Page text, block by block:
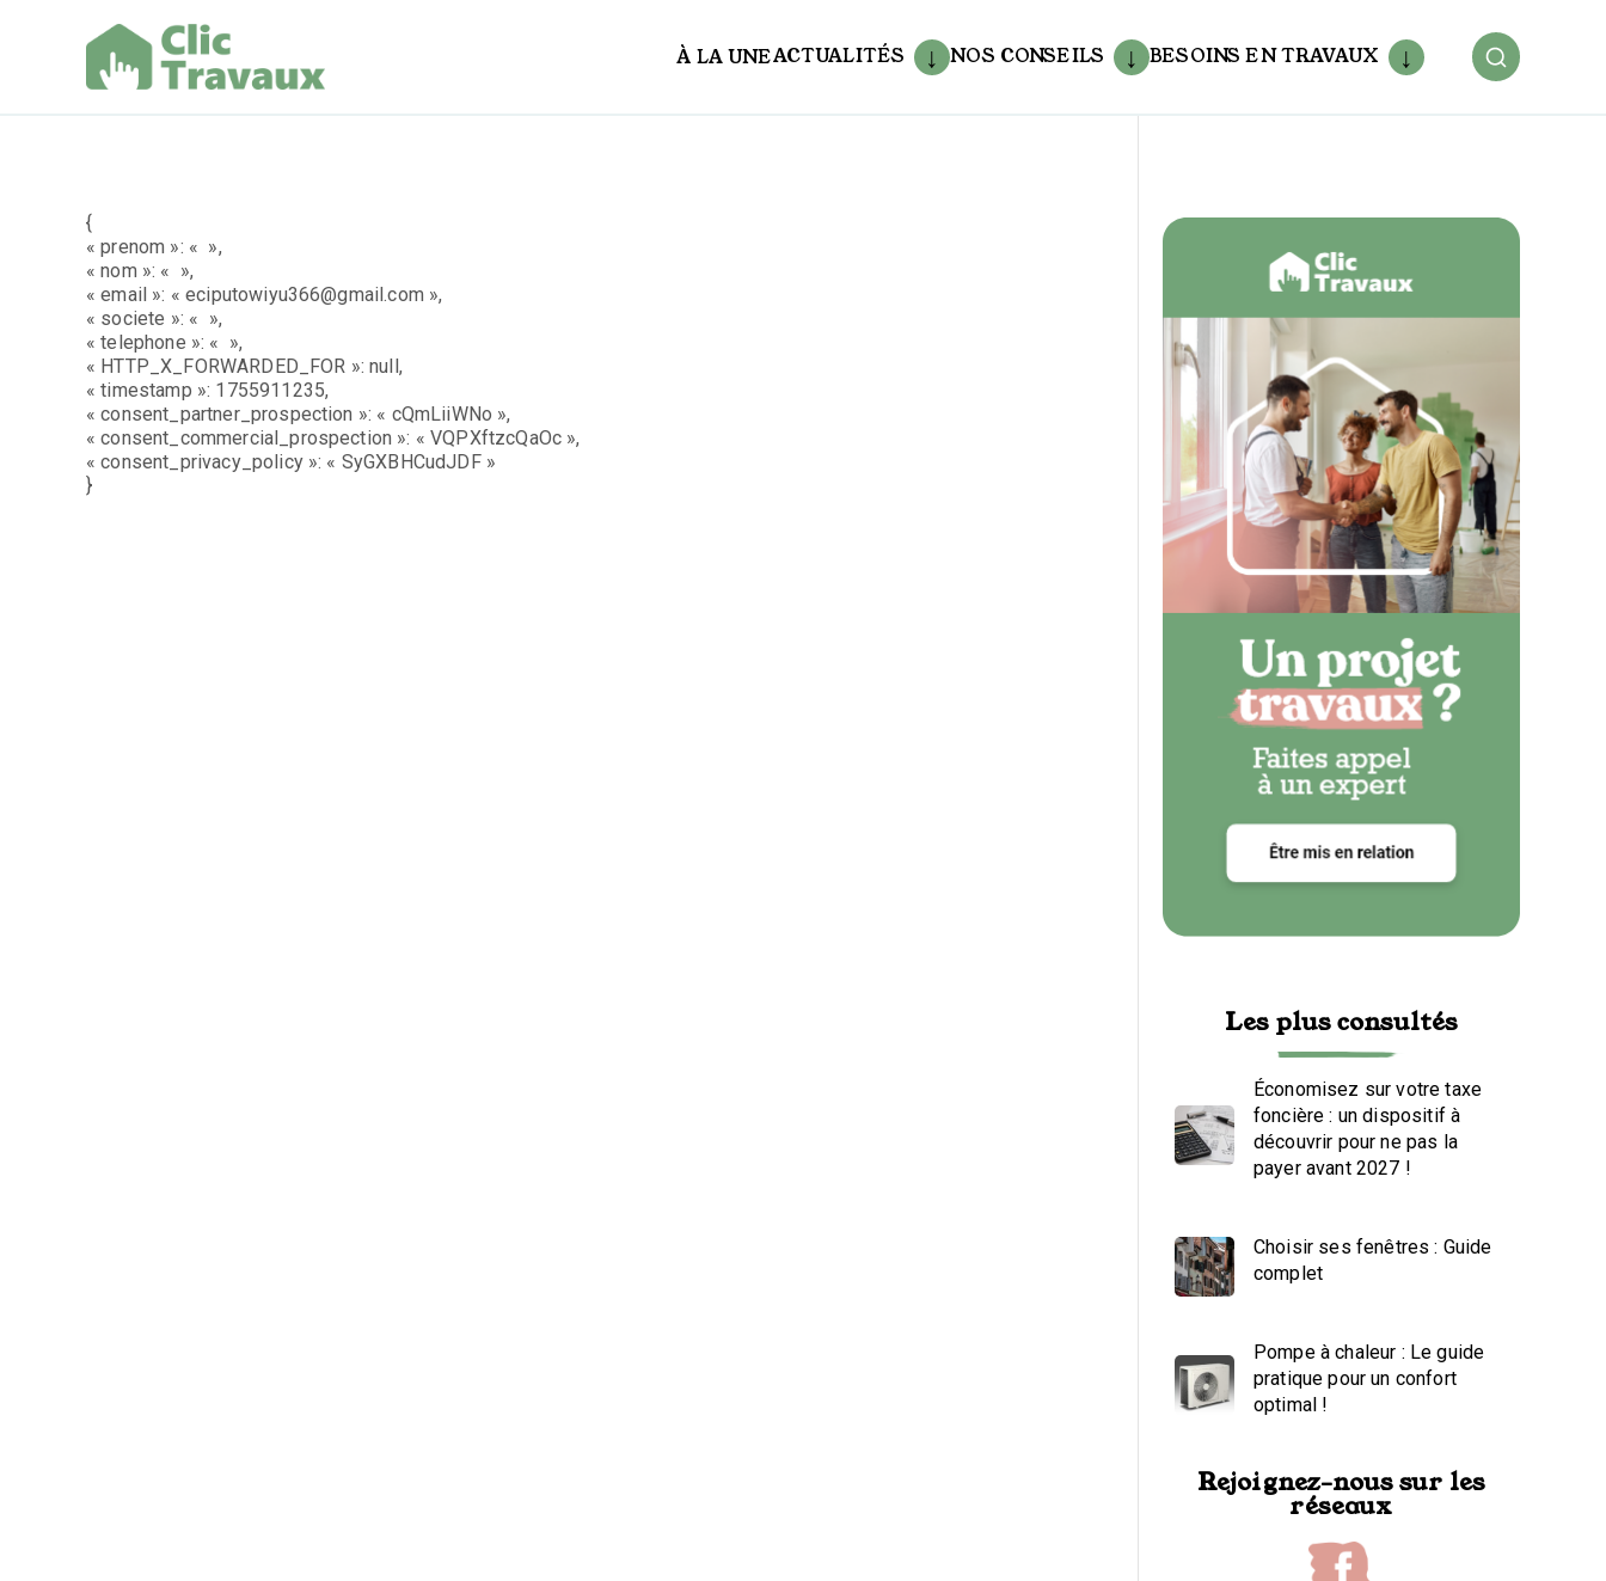
À LA UNEACTUALITÉS NOS CONSEILS BESOINS EN TRAVAUX
{
« prenom »: « »,
« nom »: « »,
« email »: « eciputowiyu366@gmail.com »,
« societe »: « »,
« telephone »: « »,
« HTTP_X_FORWARDED_FOR »: null,
« timestamp »: 1755911235,
« consent_partner_prospection »: « cQmLiiWNo »,
« consent_commercial_prospection »: « VQPXftzcQaOc »,
« consent_privacy_policy »: « SyGXBHCudJDF »
}
Les plus consultés
Économisez sur votre taxe
foncière : un dispositif à
découvrir pour ne pas la
payer avant 2027 !
Choisir ses fenêtres : Guide
complet
Pompe à chaleur : Le guide
pratique pour un confort
optimal !
Rejoignez-nous sur les
réseaux